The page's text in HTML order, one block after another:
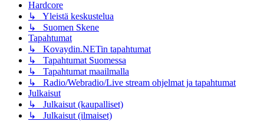
Hardcore
↳ Yleistä keskustelua
↳ Suomen Skene
Tapahtumat
↳ Kovaydin.NETin tapahtumat
↳ Tapahtumat Suomessa
↳ Tapahtumat maailmalla
↳ Radio/Webradio/Live stream ohjelmat ja tapahtumat
Julkaisut
↳ Julkaisut (kaupalliset)
↳ Julkaisut (ilmaiset)